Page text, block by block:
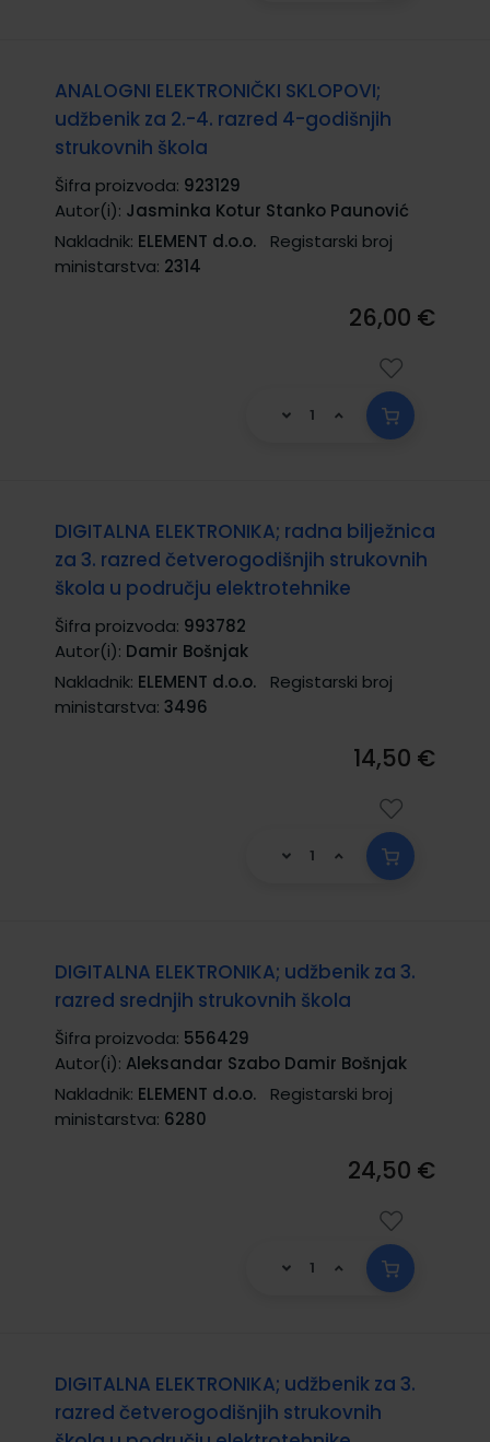
ANALOGNI ELEKTRONIČKI SKLOPOVI;
udžbenik za 2.-4. razred 4-godišnjih
strukovnih škola
Šifra proizvoda: 923129
Autor(i): Jasminka Kotur Stanko Paunović
Nakladnik: ELEMENT d.o.o.
Registarski broj
ministarstva: 2314
26,00 €
DIGITALNA ELEKTRONIKA; radna bilježnica
za 3. razred četverogodišnjih strukovnih
škola u području elektrotehnike
Šifra proizvoda: 993782
Autor(i): Damir Bošnjak
Nakladnik: ELEMENT d.o.o.
Registarski broj
ministarstva: 3496
14,50 €
DIGITALNA ELEKTRONIKA; udžbenik za 3.
razred srednjih strukovnih škola
Šifra proizvoda: 556429
Autor(i): Aleksandar Szabo Damir Bošnjak
Nakladnik: ELEMENT d.o.o.
Registarski broj
ministarstva: 6280
24,50 €
DIGITALNA ELEKTRONIKA; udžbenik za 3.
razred četverogodišnjih strukovnih